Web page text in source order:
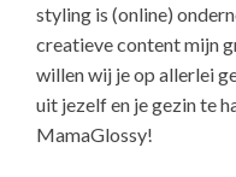
styling is (online)
creatieve content mijn
willen wij je op allerlei
uit jezelf en je gezin te
MamaGlossy!